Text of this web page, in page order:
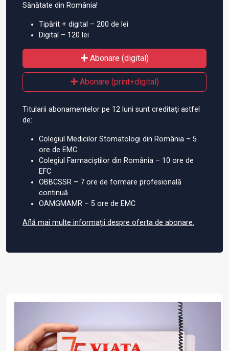
Sănătate din România!
Tipărit + digital – 200 de lei
Digital – 120 lei
Abonare (digital)
Abonare (print+digital)
Titularii abonamentelor pe 12 luni sunt creditați astfel
de:
Colegiul Medicilor Stomatologi din România – 5
ore de EMC
Colegiul Farmaciștilor din România – 10 ore de
EFC
OBBCSSR – 7 ore de formare profesională
continuă
OAMGMAMR – 5 ore de EMC
Află mai multe informații despre oferta de abonare.